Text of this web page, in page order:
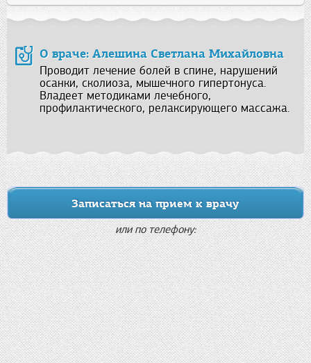
О враче: Алешина Светлана Михайловна
Проводит лечение болей в спине, нарушений
осанки, сколиоза, мышечного гипертонуса.
Владеет методиками лечебного,
профилактического, релаксирующего массажа.
Записаться на прием к врачу
или по телефону: